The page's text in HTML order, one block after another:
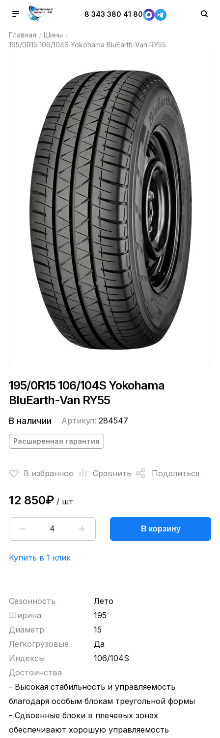
8 343 380 41 80
Главная / Шины /
195/0R15 106/104S Yokohama BluEarth-Van RY55
195/0R15 106/104S Yokohama
BluEarth-Van RY55
В наличии Артикул: 284547
Расширенная гарантия
В избранное Сравнить Поделиться
12 850₽/ шт
В корзину
Купить в 1 клик
Сезонность
Лето
Ширина
195
Диаметр
15
Легкогрузовые
Да
Индексы
106/104S
Достоинства
- Высокая стабильность и управляемость
благодаря особым блокам треугольной формы
- Сдвоенные блоки в плечевых зонах
обеспечивают хорошую управляемость